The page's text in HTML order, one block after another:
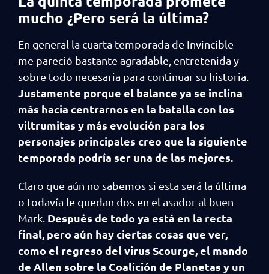
mucho ¿Pero será la última?
En general la cuarta temporada de Invincible
me pareció bastante agradable, entretenida y
sobre todo necesaria para continuar su historia.
Justamente porque el balance ya se inclina
más hacia centrarnos en la batalla con los
viltrumitas y más evolución para los
personajes principales creo que la siguiente
temporada podría ser una de las mejores.
Claro que aún no sabemos si esta será la última
o todavía le quedan dos en el asador al buen
Mark. Después de todo ya está en la recta
final, pero aún hay ciertas cosas que ver,
como el regreso del virus Scourge, el mando
de Allen sobre la Coalición de Planetas y un